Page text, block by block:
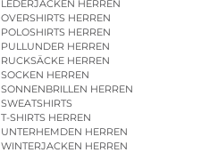
LEDERJACKEN HERREN
OVERSHIRTS HERREN
POLOSHIRTS HERREN
PULLUNDER HERREN
RUCKSÄCKE HERREN
SOCKEN HERREN
SONNENBRILLEN HERREN
SWEATSHIRTS
T-SHIRTS HERREN
UNTERHEMDEN HERREN
WINTERJACKEN HERREN